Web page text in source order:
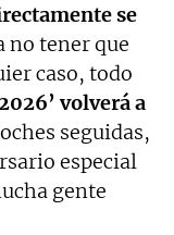
se
no tener que
caso, todo
volverá a
seguidas,
especial
gente